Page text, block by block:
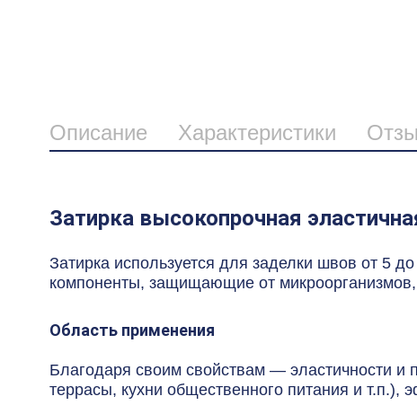
Описание Характеристики
Затирка высокопрочная
Затирка используется для заделки швов от 5
компоненты, защищающие от
Область применения
Благодаря своим свойствам — эластичности и
террасы, кухни общественного питания и т.п.),